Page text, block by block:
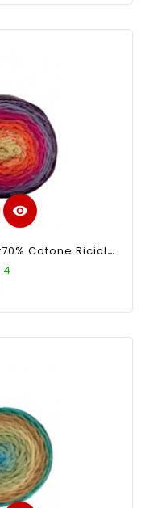
visibility
MACRAMÈ CAKE BALL 250g,220mt70% Cotone Riciclato 30% PoliestereMix Rosso N 1
4